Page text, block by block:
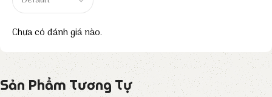
Chưa có đánh giá nào.
Sản Phẩm Tương Tự